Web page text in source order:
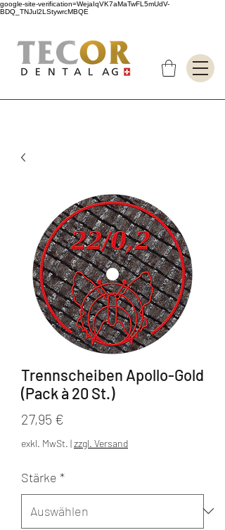
google-site-verification=WejaIqVK7aMaTwFL5mUdV-
BDQ_TNJul2LStywrcMBQE
Trennscheiben Apollo-Gold
(Pack à 20 St.)
27,95 €
exkl. MwSt. |zzgl. Versand
Stärke *